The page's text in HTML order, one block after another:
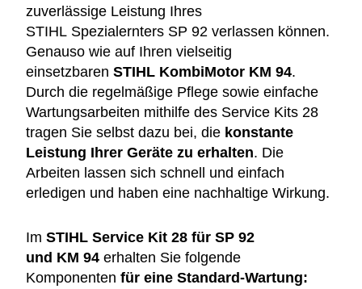
zuverlässige Leistung Ihres
STIHL Spezialernters SP 92 verlassen können.
Genauso wie auf Ihren vielseitig
einsetzbaren STIHL KombiMotor KM 94.
Durch die regelmäßige Pflege sowie einfache
Wartungsarbeiten mithilfe des Service Kits 28
tragen Sie selbst dazu bei, die konstante
Leistung Ihrer Geräte zu erhalten. Die
Arbeiten lassen sich schnell und einfach
erledigen und haben eine nachhaltige Wirkung.
Im STIHL Service Kit 28 für SP 92
und KM 94 erhalten Sie folgende
Komponenten für eine Standard-Wartung: